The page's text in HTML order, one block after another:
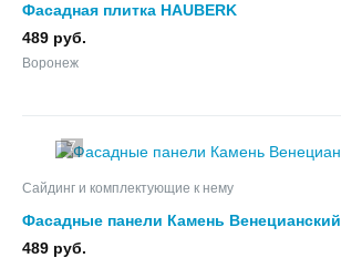
Фасадная плитка HAUBERK
489 руб.
Воронеж
7
Сайдинг и комплектующие к нему
Фасадные панели Камень Венецианский
489 руб.